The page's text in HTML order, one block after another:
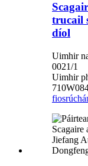
trucail
díol
Uimhir
0021/1
Uimhir